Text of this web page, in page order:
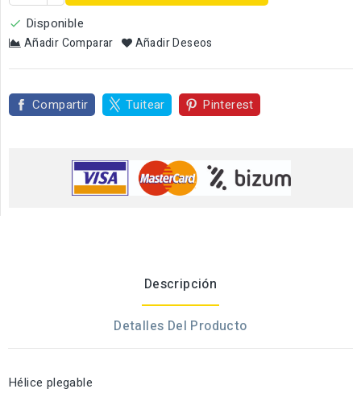
 Disponible
Añadir Comparar Añadir Deseos
Compartir Tuitear Pinterest
Descripción
Detalles Del Producto
Hélice plegable